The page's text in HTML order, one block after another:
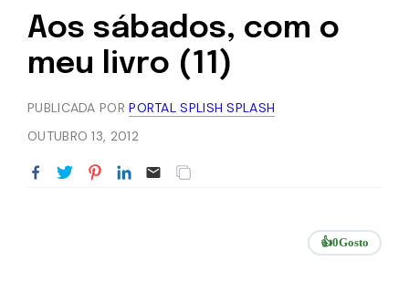
Aos sábados, com o
meu livro (11)
PUBLICADA PORPORTAL SPLISH SPLASH
OUTUBRO 13, 2012
👍0Gosto